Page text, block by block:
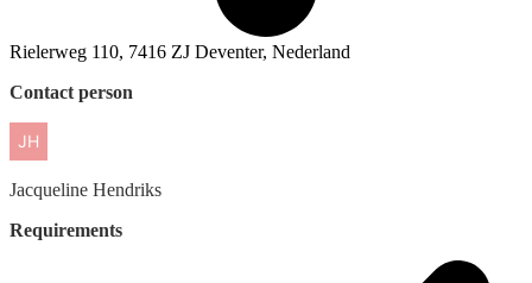
Rielerweg 110, 7416 ZJ Deventer, Nederland
Contact person
Jacqueline Hendriks
Requirements